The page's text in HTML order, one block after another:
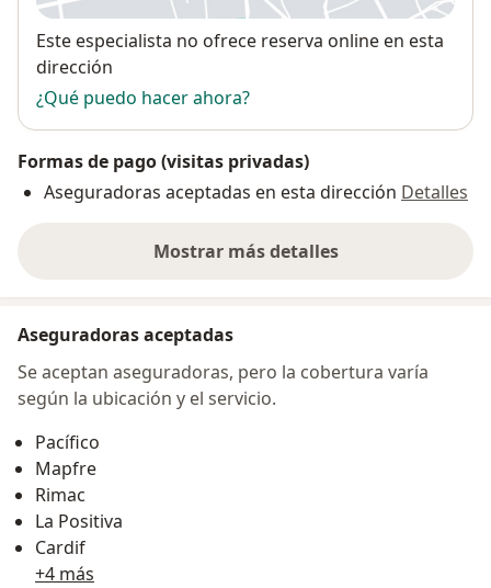
Disponibilidad
Este especialista no ofrece reserva online en esta
dirección
¿Qué puedo hacer ahora?
Formas de pago (visitas privadas)
Aseguradoras aceptadas en esta dirección Detalles
Mostrar más detalles
sobre la dirección
Aseguradoras aceptadas
Se aceptan aseguradoras, pero la cobertura varía
según la ubicación y el servicio.
Pacífico
Mapfre
Rimac
La Positiva
Cardif
+4 más